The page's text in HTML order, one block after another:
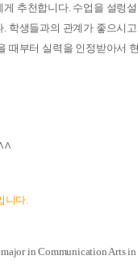
게 추천합니다. 수업을 설렁
. 학생들과의 관계가 좋으시
때부터 실력을 인정받아서
니다
in Communication Arts